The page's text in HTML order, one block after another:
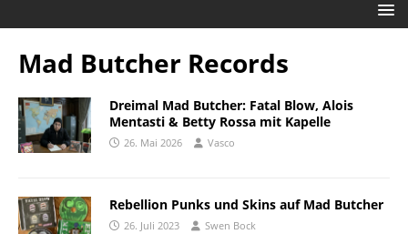
Mad Butcher Records
Dreimal Mad Butcher: Fatal Blow, Alois
Mentasti & Betty Rossa mit Kapelle
26. Mai 2026 Vasco
Rebellion Punks und Skins auf Mad Butcher
26. Juli 2023 Swen Bock